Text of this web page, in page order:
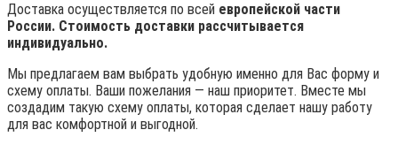
Доставка осуществляется по всей европейской части
России. Стоимость доставки рассчитывается
индивидуально.
Мы предлагаем вам выбрать удобную именно для Вас форму и
схему оплаты. Ваши пожелания — наш приоритет. Вместе мы
создадим такую схему оплаты, которая сделает нашу работу
для вас комфортной и выгодной.